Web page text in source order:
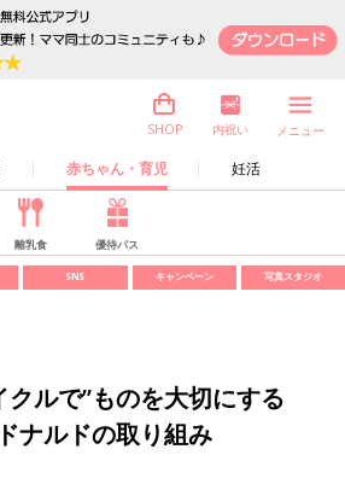
赤ちゃん・育児 妊活
SHOP 内祝い メニュー
離乳食 優待パス
SNS キャンペーン 写真スタジオ
ルで”ものを大切にする
ナルドの取り組み